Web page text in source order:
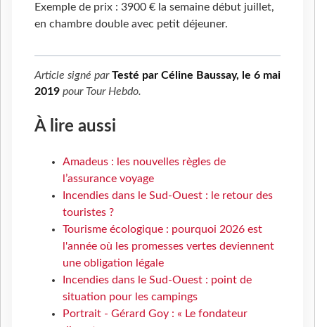
Exemple de prix : 3900 € la semaine début juillet,
en chambre double avec petit déjeuner.
Article signé parTesté par Céline Baussay, le 6 mai
2019 pour Tour Hebdo.
À lire aussi
Amadeus : les nouvelles règles de
l’assurance voyage
Incendies dans le Sud-Ouest : le retour des
touristes ?
Tourisme écologique : pourquoi 2026 est
l'année où les promesses vertes deviennent
une obligation légale
Incendies dans le Sud-Ouest : point de
situation pour les campings
Portrait - Gérard Goy : « Le fondateur